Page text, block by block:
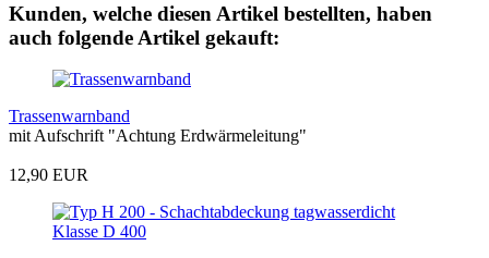
Kunden, welche diesen Artikel bestellten, haben
auch folgende Artikel gekauft:
Trassenwarnband
mit Aufschrift "Achtung Erdwärmeleitung"
12,90 EUR